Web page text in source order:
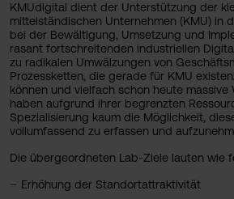
KMUdigital dient der Unterstützung der
mittelständischen Unternehmen (KMU) in
bei der Bewältigung, Umsetzung und
rasant fortschreitenden industriellen
zu radikalen Umwälzungen von
Prozessketten, die gerade für KMU
können und vielfach schon heute massive
haben aufgrund ihrer begrenzten
Spezialisierung kaum die Möglichkeit,
vollumfassend zu erfassen und
Die übergeordneten Lab-Ziele lauten wie
Erhöhung der Standortattraktivität